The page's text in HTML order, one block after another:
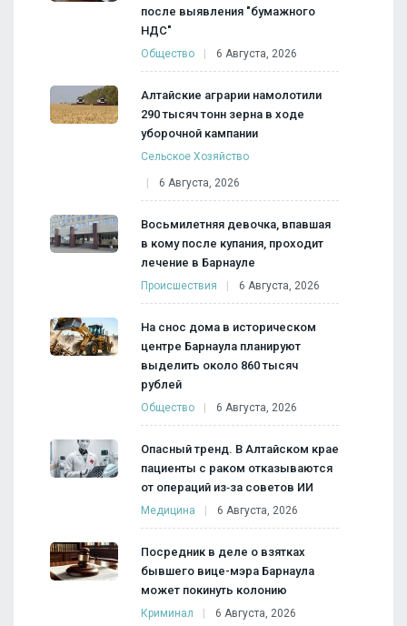
после выявления "бумажного
НДС"
Общество 6 Августа, 2026
Алтайские аграрии намолотили
290 тысяч тонн зерна в ходе
уборочной кампании
Сельское Хозяйство
6 Августа, 2026
Восьмилетняя девочка, впавшая
в кому после купания, проходит
лечение в Барнауле
Происшествия 6 Августа, 2026
На снос дома в историческом
центре Барнаула планируют
выделить около 860 тысяч
рублей
Общество 6 Августа, 2026
Опасный тренд. В Алтайском крае
пациенты с раком отказываются
от операций из‑за советов ИИ
Медицина 6 Августа, 2026
Посредник в деле о взятках
бывшего вице-мэра Барнаула
может покинуть колонию
Криминал 6 Августа, 2026